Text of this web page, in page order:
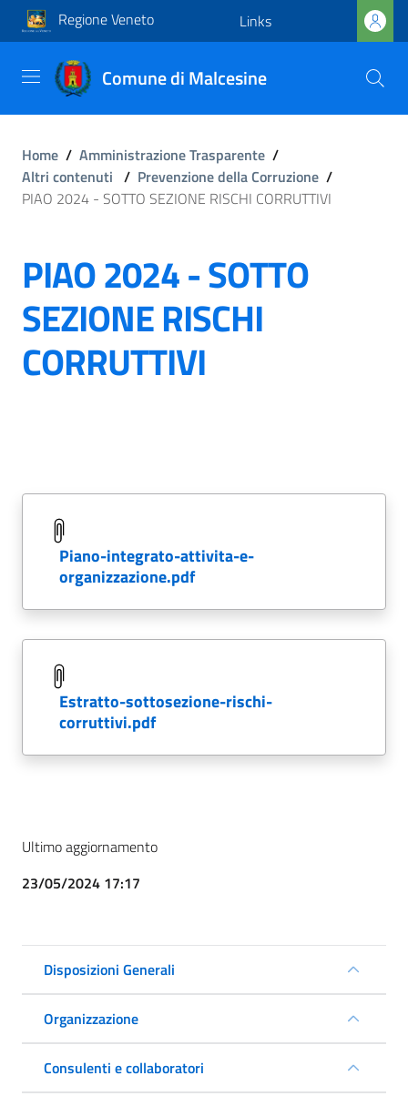
Regione Veneto Links
Comune di Malcesine
Home / Amministrazione Trasparente /
Altri contenuti / Prevenzione della Corruzione /
PIAO 2024 - SOTTO SEZIONE RISCHI CORRUTTIVI
PIAO 2024 - SOTTO
SEZIONE RISCHI
CORRUTTIVI
piano-integrato-attivita-e-
organizzazione.pdf
estratto-sottosezione-rischi-
corruttivi.pdf
Ultimo aggiornamento
23/05/2024 17:17
Disposizioni Generali
Organizzazione
Consulenti e collaboratori